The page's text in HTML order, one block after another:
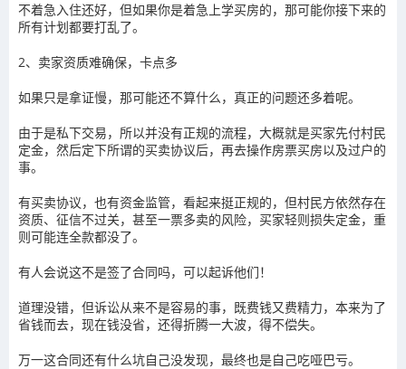
不着急入住还好，但如果你是着急上学买房的，那可能你接下来的
所有计划都要打乱了。
2、卖家资质难确保，卡点多
如果只是拿证慢，那可能还不算什么，真正的问题还多着呢。
由于是私下交易，所以并没有正规的流程，大概就是买家先付村民
定金，然后定下所谓的买卖协议后，再去操作房票买房以及过户的
事。
有买卖协议，也有资金监管，看起来挺正规的，但村民方依然存在
资质、征信不过关，甚至一票多卖的风险，买家轻则损失定金，重
则可能连全款都没了。
有人会说这不是签了合同吗，可以起诉他们！
道理没错，但诉讼从来不是容易的事，既费钱又费精力，本来为了
省钱而去，现在钱没省，还得折腾一大波，得不偿失。
万一这合同还有什么坑自己没发现，最终也是自己吃哑巴亏。